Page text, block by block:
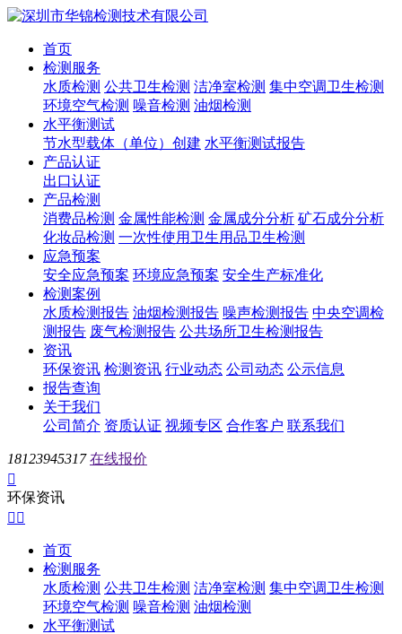
首页
检测服务
水质检测 公共卫生检测 洁净室检测 集中空调卫生检测
环境空气检测 噪音检测 油烟检测
水平衡测试
节水型载体（单位）创建 水平衡测试报告
产品认证
出口认证
产品检测
消费品检测 金属性能检测 金属成分分析 矿石成分分析
化妆品检测 一次性使用卫生用品卫生检测
应急预案
安全应急预案 环境应急预案 安全生产标准化
检测案例
水质检测报告 油烟检测报告 噪声检测报告 中央空调检
测报告 废气检测报告 公共场所卫生检测报告
资讯
环保资讯 检测资讯 行业动态 公司动态 公示信息
报告查询
关于我们
公司简介 资质认证 视频专区 合作客户 联系我们
18123945317 在线报价

环保资讯
 
首页
检测服务
水质检测 公共卫生检测 洁净室检测 集中空调卫生检测
环境空气检测 噪音检测 油烟检测
水平衡测试